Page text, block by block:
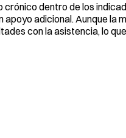
dentro de los
adicional. Aunque la
con la asistencia, lo